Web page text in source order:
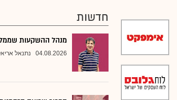
חדשות
מנהל ההשקעות
04.08.2026 נתנאל